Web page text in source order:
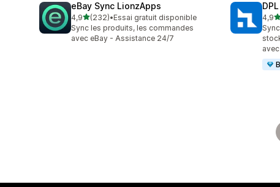
eBay Sync LionzApps
4,9étoile(s) sur 5
(232)
232 avis au total
•Essai gratuit disponible
Sync les produits, les commandes
avec eBay - Assistance 24/7
4,9
97